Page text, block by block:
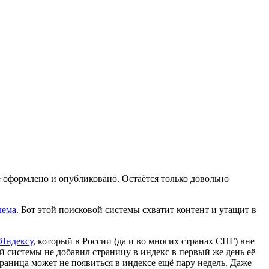
и опубликовано. Остаётся только довольно
. Бот этой поисковой системы схватит контент и утащит в
Яндексу, который в России (да и во многих странах СНГ) вне
системы не добавил страницу в индекс в первый же день её
может не появиться в индексе ещё пару недель. Даже